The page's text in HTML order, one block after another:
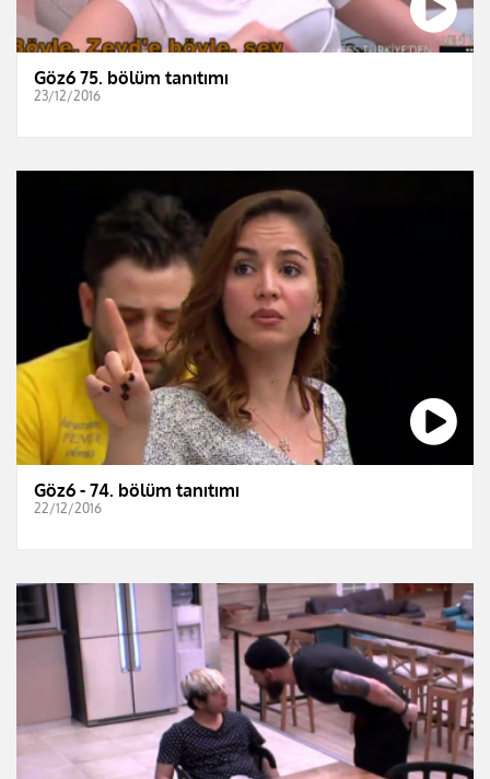
Göz6 75. bölüm tanıtımı
23/12/2016
Göz6 - 74. bölüm tanıtımı
22/12/2016